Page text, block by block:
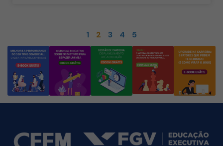
1 2 3 4 5